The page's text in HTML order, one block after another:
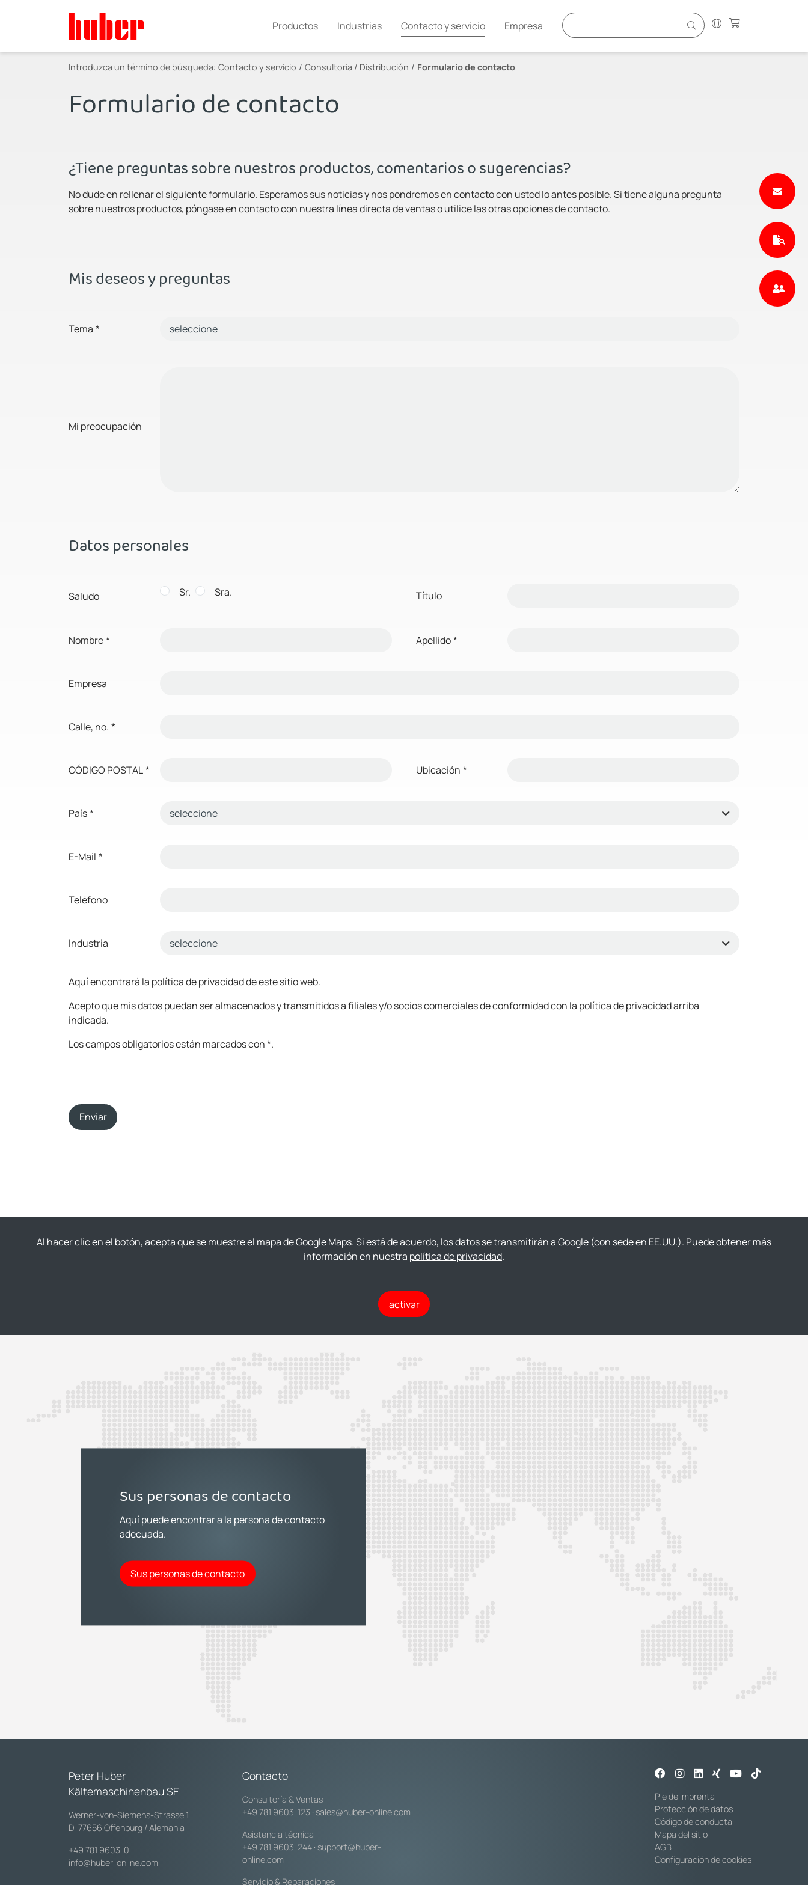
Productos Industrias Contacto y servicio Empresa
Introduzca un término de búsqueda: Contacto y servicio Consultoría / Distribución Formulario de contacto
Formulario de contacto
¿Tiene preguntas sobre nuestros productos, comentarios o sugerencias?
No dude en rellenar el siguiente formulario. Esperamos sus noticias y nos pondremos en contacto con usted lo antes posible. Si tiene alguna pregunta
sobre nuestros productos, póngase en contacto con nuestra línea directa de ventas o utilice las otras opciones de contacto.
Mis deseos y preguntas
Tema *
Mi preocupación
Datos personales
Saludo Sr. Sra. Título
Nombre* Apellido*
Empresa
Calle, no. *
CÓDIGO POSTAL* Ubicación *
País*
E-Mail *
Teléfono
Industria
Aquí encontrará la política de privacidad deeste sitio web.
Acepto que mis datos puedan ser almacenados y transmitidos a filiales y/o socios comerciales de conformidad con la política de privacidad arriba
indicada.
Los campos obligatorios están marcados con *.
Enviar
Al hacer clic en el botón, acepta que se muestre el mapa de Google Maps. Si está de acuerdo, los datos se transmitirán a Google (con sede en EE.UU.). Puede obtener más
información en nuestra política de privacidad.
activar
Sus personas de contacto
Aquí puede encontrar a la persona de contacto
adecuada.
Sus personas de contacto
Peter Huber
Kältemaschinenbau SE
Werner-von-Siemens-Strasse 1
D-77656 Offenburg / Alemania
+49 781 9603-0
info@huber-online.com
Contacto
Consultoría & Ventas
+49 781 9603-123 · sales@huber-online.com
Asistencia técnica
+49 781 9603-244 · support@huber-
online.com
Servicio & Reparaciones
Pie de imprenta
Protección de datos
Código de conducta
Mapa del sitio
AGB
Configuración de cookies